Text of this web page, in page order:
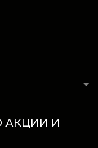
АКЦИИ И